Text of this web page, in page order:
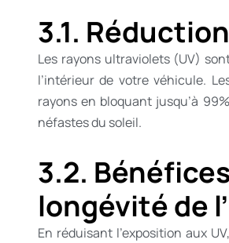
3.1.
Les rayons ultraviolets (UV)
l’intérieur de votre véhicule.
rayons en bloquant jusqu’à
néfastes du soleil.
3.2.
longévité de
En réduisant l’exposition aux